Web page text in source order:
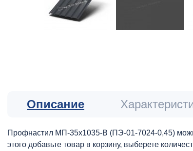
Описание
Профнастил МП-35x1035-B (ПЭ-01-7024-0,45)
этого добавьте товар в корзину, выберете